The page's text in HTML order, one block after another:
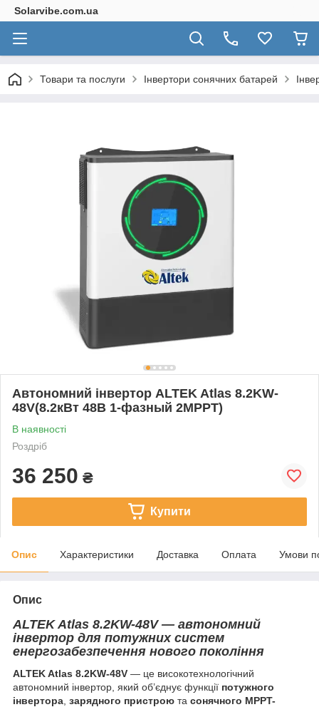
Solarvibe.com.ua
Товари та послуги Інвертори сонячних батарей
Автономний інвертор ALTEK Atlas 8.2KW-
48V(8.2кВт 48В 1-фазный 2MPPT)
В наявності
Роздріб
36 250 ₴
Купити
Опис Характеристики Доставка Оплата Умови
Опис
ALTEK Atlas 8.2KW-48V — автономний
інвертор для потужних систем
енергозабезпечення нового покоління
ALTEK Atlas 8.2KW-48V — це високотехнологічний
автономний інвертор, який об’єднує функції потужного
інвертора зарядного пристрою та сонячного MPPT-